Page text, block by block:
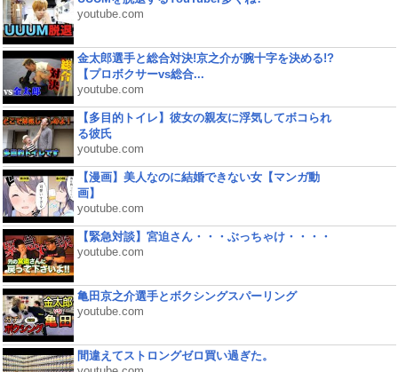
youtube.com
金太郎選手と総合対決!京之介が腕十字を決める!?
【プロボクサーvs総合...
youtube.com
【多目的トイレ】彼女の親友に浮気してボコられ
る彼氏
youtube.com
【漫画】美人なのに結婚できない女【マンガ動
画】
youtube.com
【緊急対談】宮迫さん・・・ぶっちゃけ・・・・
youtube.com
亀田京之介選手とボクシングスパーリング
youtube.com
間違えてストロングゼロ買い過ぎた。